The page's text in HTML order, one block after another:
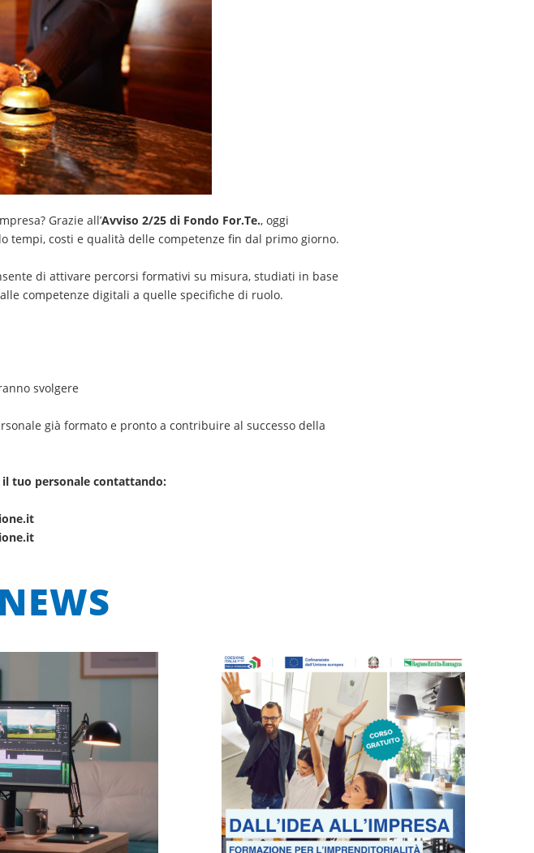
Grazie all’Avviso 2/25 di Fondo For.Te., oggi
tempi, costi e qualità delle competenze fin dal primo giorno.
di attivare percorsi formativi su misura, studiati in base
competenze digitali a quelle specifiche di ruolo.
svolgere
già formato e pronto a contribuire al successo della
tuo personale contattando: